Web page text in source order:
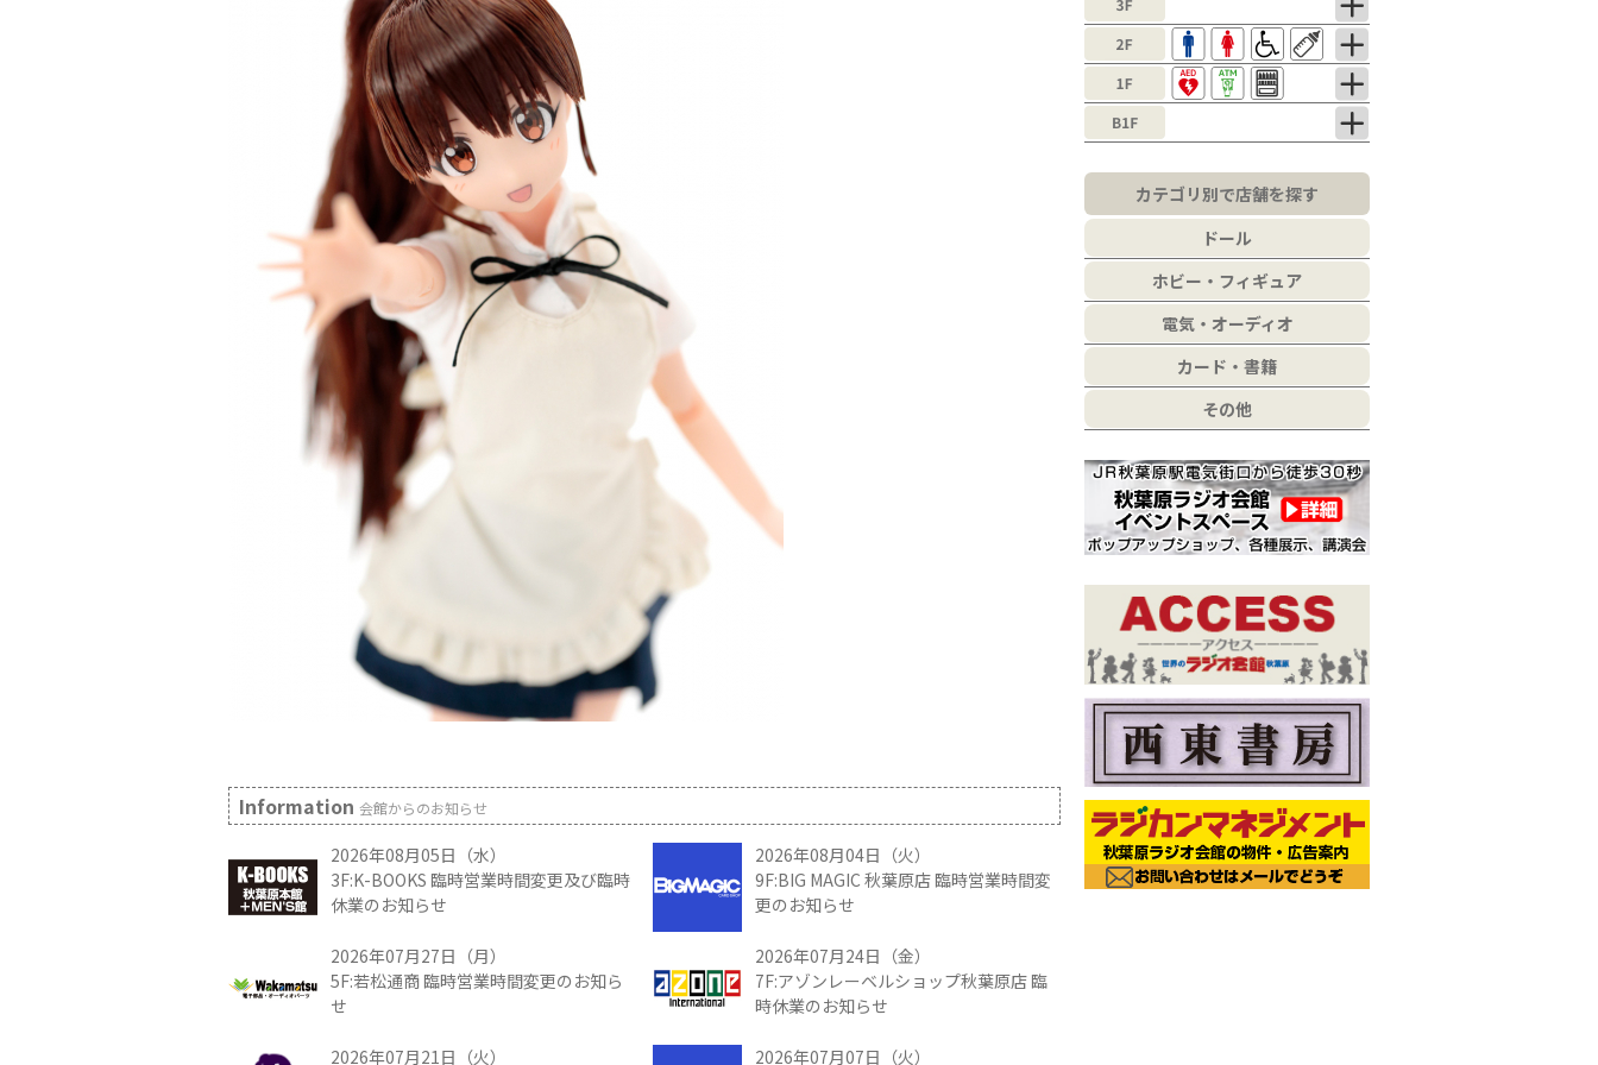
Information 会館からのお知らせ
2026年08月05日（水）
3F:K-BOOKS 臨時営業時間変更及び臨時
休業のお知らせ
2026年08月04日（火）
9F:BIG MAGIC 秋葉原店 臨時営業時間変
更のお知らせ
2026年07月27日（月）
5F:若松通商 臨時営業時間変更のお知ら
せ
2026年07月24日（金）
7F:アゾンレーベルショップ秋葉原店 臨
時休業のお知らせ
2026年07月21日（火） 2026年07月07日（火）
カテゴリ別で店舗を探す
ドール
ホビー・フィギュア
電気・オーディオ
カード・書籍
その他